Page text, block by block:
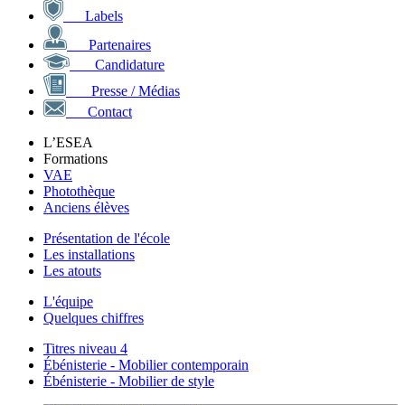
Labels
Partenaires
Candidature
Presse / Médias
Contact
L’ESEA
Formations
VAE
Photothèque
Anciens élèves
Présentation de l'école
Les installations
Les atouts
L'équipe
Quelques chiffres
Titres niveau 4
Ébénisterie - Mobilier contemporain
Ébénisterie - Mobilier de style